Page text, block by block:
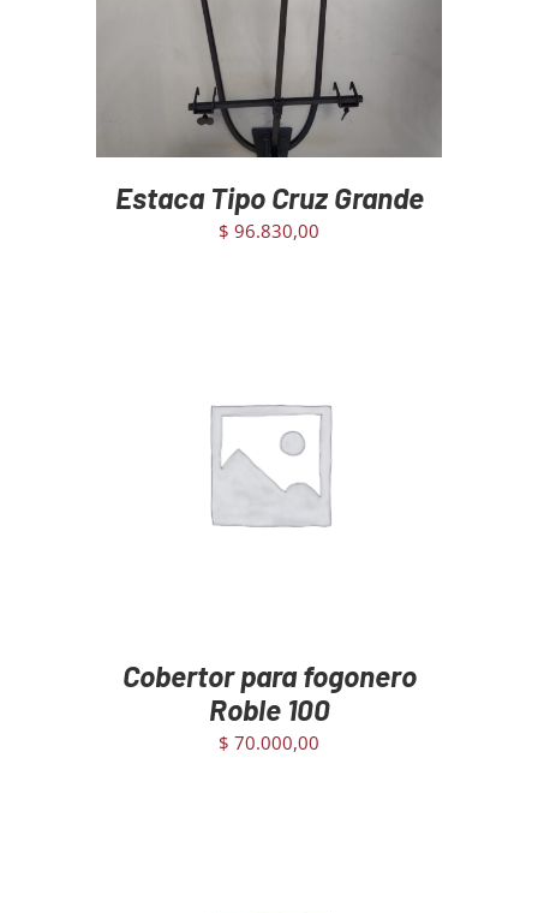
Estaca Tipo Cruz Grande
$ 96.830,00
AGREGAR AL CARRITO
Cobertor para fogonero
Roble 100
$ 70.000,00